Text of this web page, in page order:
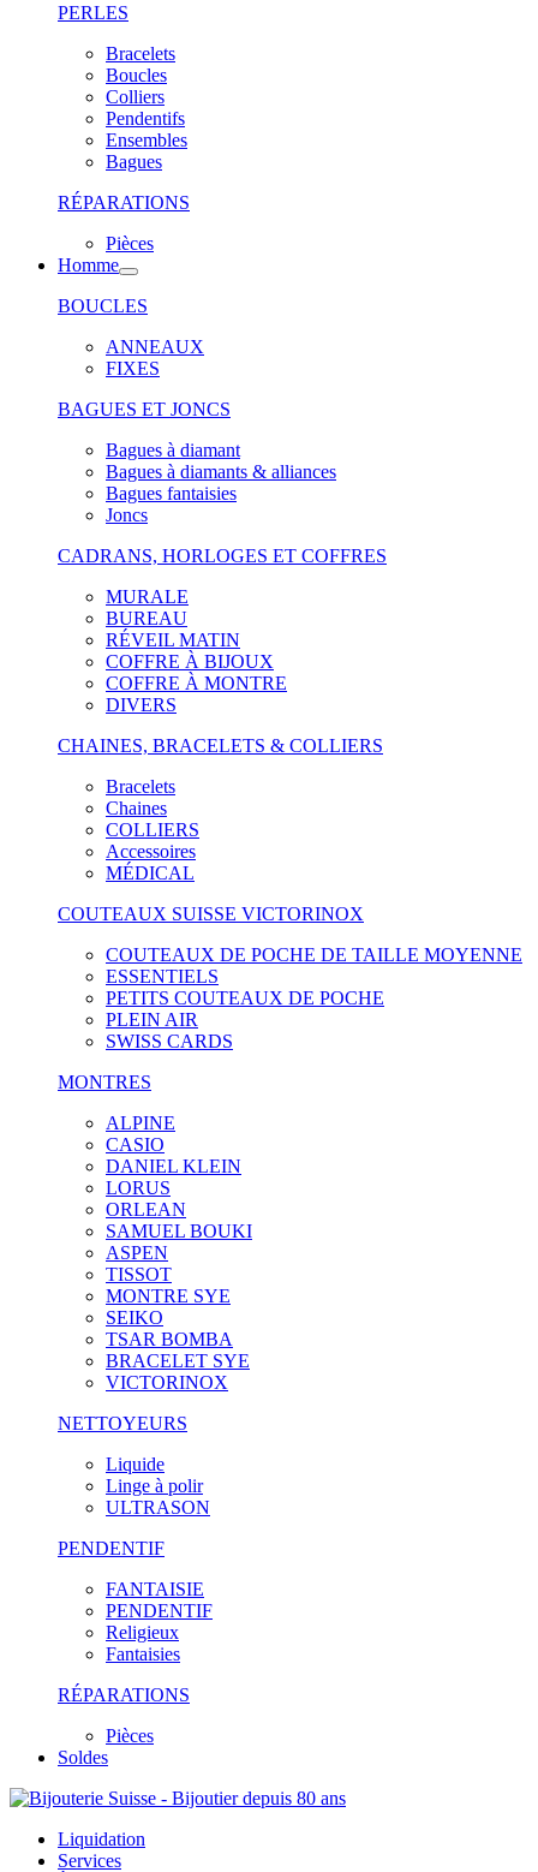
PERLES
Bracelets
Boucles
Colliers
Pendentifs
Ensembles
Bagues
RÉPARATIONS
Pièces
Homme
BOUCLES
ANNEAUX
FIXES
BAGUES ET JONCS
Bagues à diamant
Bagues à diamants & alliances
Bagues fantaisies
Joncs
CADRANS, HORLOGES ET COFFRES
MURALE
BUREAU
RÉVEIL MATIN
COFFRE À BIJOUX
COFFRE À MONTRE
DIVERS
CHAINES, BRACELETS & COLLIERS
Bracelets
Chaines
COLLIERS
Accessoires
MÉDICAL
COUTEAUX SUISSE VICTORINOX
COUTEAUX DE POCHE DE TAILLE MOYENNE
ESSENTIELS
PETITS COUTEAUX DE POCHE
PLEIN AIR
SWISS CARDS
MONTRES
ALPINE
CASIO
DANIEL KLEIN
LORUS
ORLEAN
SAMUEL BOUKI
ASPEN
TISSOT
MONTRE SYE
SEIKO
TSAR BOMBA
BRACELET SYE
VICTORINOX
NETTOYEURS
Liquide
Linge à polir
ULTRASON
PENDENTIF
FANTAISIE
PENDENTIF
Religieux
Fantaisies
RÉPARATIONS
Pièces
Soldes
Liquidation
Services